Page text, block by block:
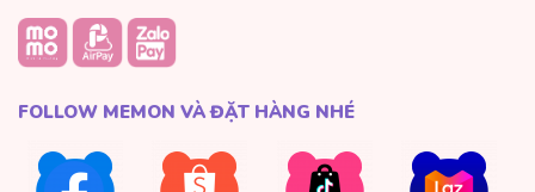
FOLLOW MEMON VÀ ĐẶT HÀNG NHÉ